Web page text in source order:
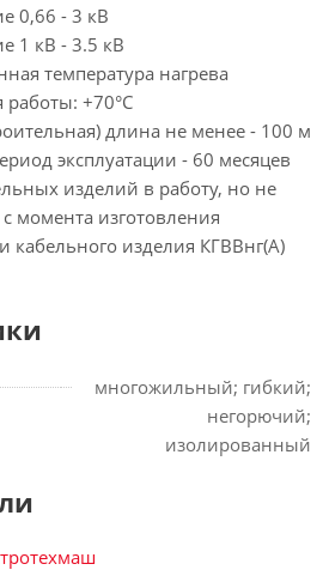
0,66 - 3 кВ
1 кВ - 3.5 кВ
температура нагрева
+70°С
длина не менее - 100 м
эксплуатации - 60 месяцев
изделий в работу, но не
момента изготовления
кабельного изделия КГВВнг(А)
многожильный; гибкий;
негорючий;
изолированный